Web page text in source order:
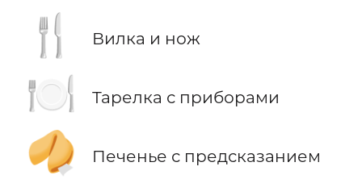
🍴 Вилка и нож
🍽️ Тарелка с приборами
🥠 Печенье с предсказанием